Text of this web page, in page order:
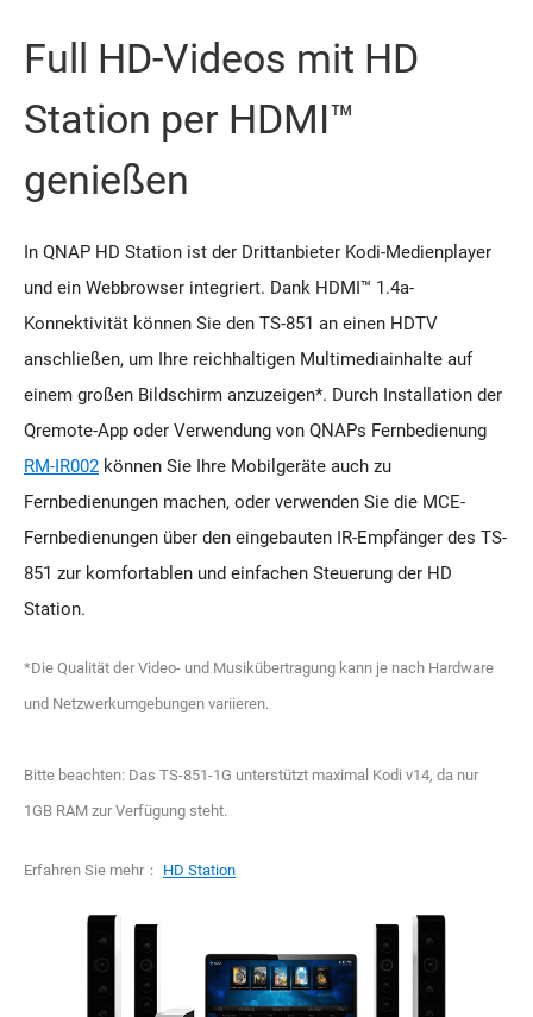
Full HD-Videos mit HD
Station per HDMI™
genießen
In QNAP HD Station ist der Drittanbieter Kodi-Medienplayer
und ein Webbrowser integriert. Dank HDMI™ 1.4a-
Konnektivität können Sie den TS-851 an einen HDTV
anschließen, um Ihre reichhaltigen Multimediainhalte auf
einem großen Bildschirm anzuzeigen*. Durch Installation der
Qremote-App oder Verwendung von QNAPs Fernbedienung
RM-IR002 können Sie Ihre Mobilgeräte auch zu
Fernbedienungen machen, oder verwenden Sie die MCE-
Fernbedienungen über den eingebauten IR-Empfänger des TS-
851 zur komfortablen und einfachen Steuerung der HD
Station.
*Die Qualität der Video- und Musikübertragung kann je nach Hardware
und Netzwerkumgebungen variieren.
Bitte beachten: Das TS-851-1G unterstützt maximal Kodi v14, da nur
1GB RAM zur Verfügung steht.
Erfahren Sie mehr： HD Station